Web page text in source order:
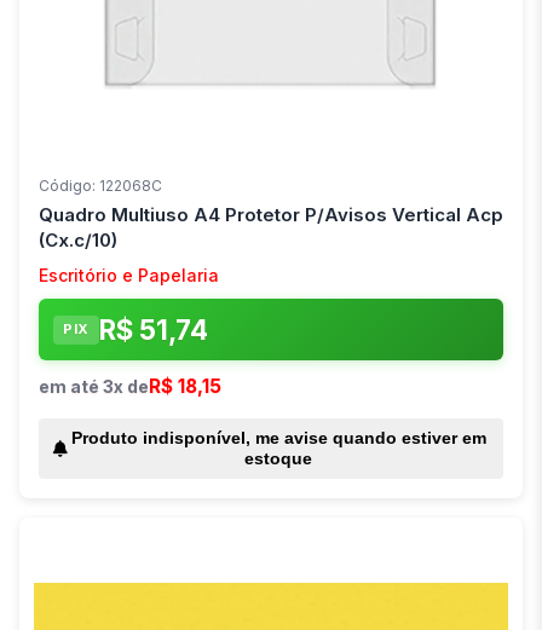
Código: 122068C
Quadro Multiuso A4 Protetor P/Avisos Vertical Acp
(Cx.c/10)
Escritório e Papelaria
PIX R$ 51,74
em até 3x de R$ 18,15
Produto indisponível, me avise quando estiver em
estoque